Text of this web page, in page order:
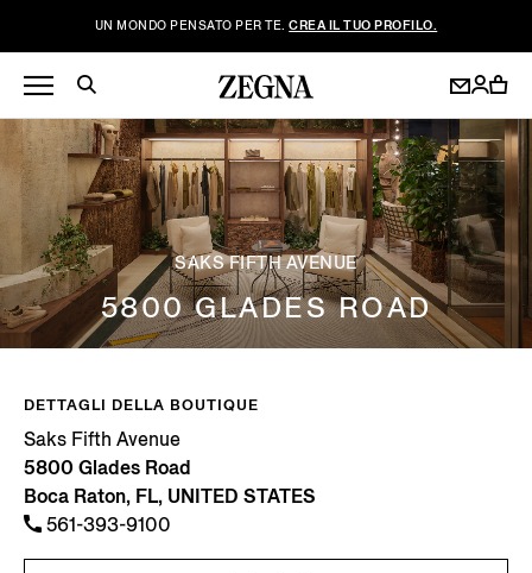
UN MONDO PENSATO PER TE.CREA IL TUO PROFILO.
SAKS FIFTH AVENUE
5800 GLADES ROAD
DETTAGLI DELLA BOUTIQUE
Saks Fifth Avenue
5800 Glades Road
Boca Raton, FL, UNITED STATES
561-393-9100